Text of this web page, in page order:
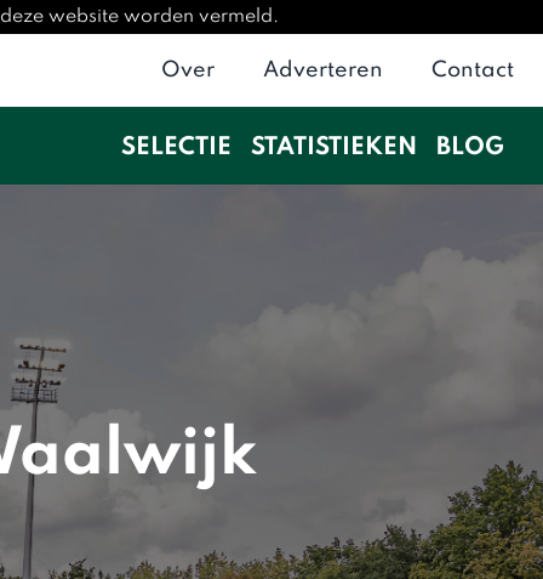
website worden vermeld.
Over Adverteren Contact
SELECTIE STATISTIEKEN BLOG